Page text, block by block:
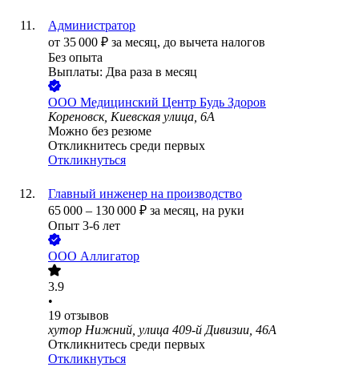
Администратор
от 35 000 ₽ за месяц, до вычета налогов
Без опыта
Выплаты: Два раза в месяц
ООО Медицинский Центр Будь Здоров
Кореновск, Киевская улица, 6А
Можно без резюме
Откликнитесь среди первых
Откликнуться
Главный инженер на производство
65 000 – 130 000 ₽ за месяц, на руки
Опыт 3-6 лет
ООО Аллигатор
3.9
•
19 отзывов
хутор Нижний, улица 409-й Дивизии, 46А
Откликнитесь среди первых
Откликнуться